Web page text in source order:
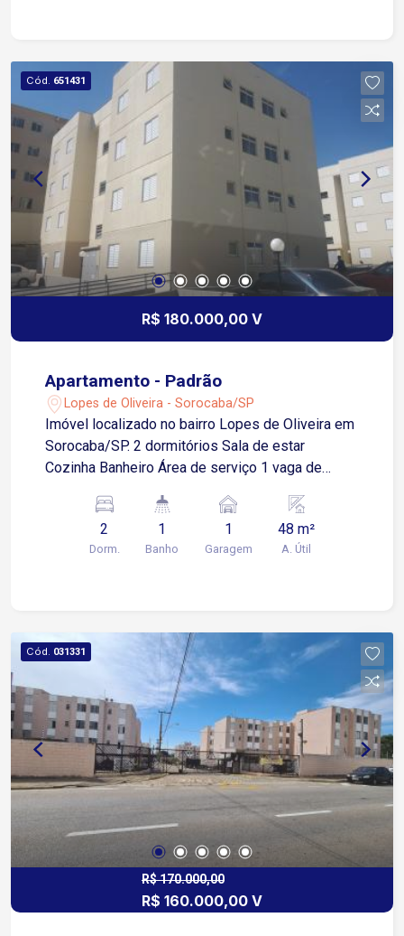
Cód. 651431
R$ 180.000,00 V
Apartamento - Padrão
Lopes de Oliveira - Sorocaba/SP
Imóvel localizado no bairro Lopes de Oliveira em
Sorocaba/SP. 2 dormitórios Sala de estar
Cozinha Banheiro Área de serviço 1 vaga de
2
Dorm.
1
Banho
1
Garagem
48 m²
A. Útil
Cód. 031331
R$ 170.000,00
R$ 160.000,00 V